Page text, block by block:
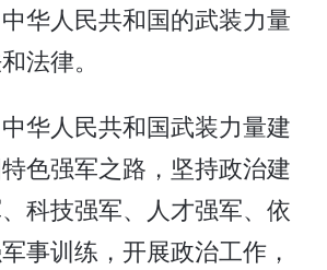
华人民共和国的武装力量
法律。
华人民共和国武装力量建
色强军之路，坚持政治建
科技强军、人才强军、依
事训练，开展政治工作，